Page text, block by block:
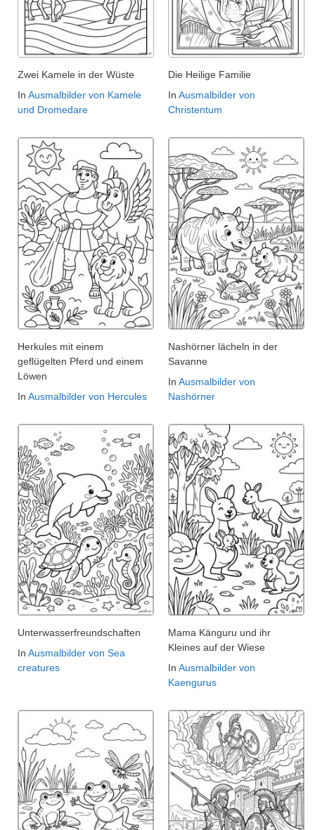
Zwei Kamele in der Wüste
In Ausmalbilder von Kamele
und Dromedare
Die Heilige Familie
In Ausmalbilder von
Christentum
Herkules mit einem
geflügelten Pferd und einem
Löwen
In Ausmalbilder von Hercules
Nashörner lächeln in der
Savanne
In Ausmalbilder von
Nashörner
Unterwasserfreundschaften
In Ausmalbilder von Sea
creatures
Mama Känguru und ihr
Kleines auf der Wiese
In Ausmalbilder von
Kaengurus